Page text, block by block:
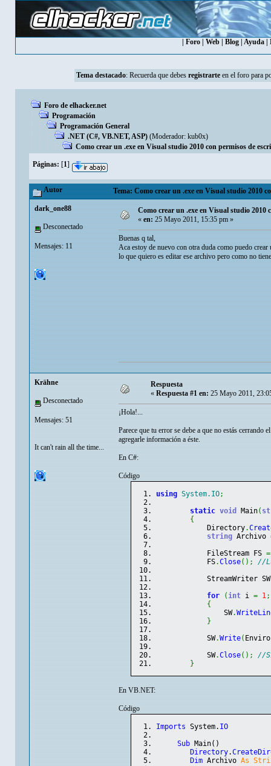
Foro Web Blog Ayuda
Tema destacado: Recuerda que debes registrarteen el foro para
Foro de elhacker.net
Programación
Programación General
.NET (C#, VB.NET, ASP) (Moderador: kub0x)
Como crear un .exe en Visual studio 2010 con permisos de
Páginas: [1]
Autor Tema: Como crear un .exe en Visual studio 2010
dark_one88
Desconectado
Mensajes: 11
Como crear un .exe en Visual studio
«en:25 Mayo 2011, 15:35 pm »
Buenas q tal,
Aca estoy de nuevo con otra duda como puedo
lo que quiero es editar ese archivo pero como no
Krähne
Desconectado
Mensajes: 51
It can't rain all the time...
Respuesta
« Respuesta #1 en: 25 Mayo 2011,
¡Hola!...
Parece que tu error se debe a que no estás
agregarle información a éste.
En C#:
Código
using System.IO;
static void Main(
{
Directory.
string Archivo
FileStream FS =
FS.Close( ) ;
//
StreamWriter
for
( int i = 1;
{
SW.
}
SW.Write(
SW.Close( ) ;
//
}
En VB.NET:
Código
Imports System. IO
Sub Main( )
Directory.
Dim Archivo As